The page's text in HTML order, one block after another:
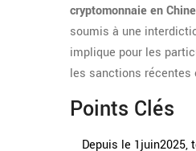
cryptomonnaie en Chine
soumis à une
implique pour les
les sanctions récentes
Points Clés
Depuis le